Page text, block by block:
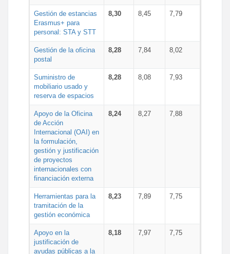
Gestión de estancias
Erasmus+ para
personal: STA y STT
8,30 8,45 7,79
Gestión de la oficina
postal
8,28 7,84 8,02
Suministro de
mobiliario usado y
reserva de espacios
8,28 8,08 7,93
Apoyo de la Oficina
de Acción
Internacional (OAI) en
la formulación,
gestión y justificación
de proyectos
internacionales con
financiación externa
8,24 8,27 7,88
Herramientas para la
tramitación de la
gestión económica
8,23 7,89 7,75
Apoyo en la
justificación de
ayudas públicas a la
8,18 7,97 7,75